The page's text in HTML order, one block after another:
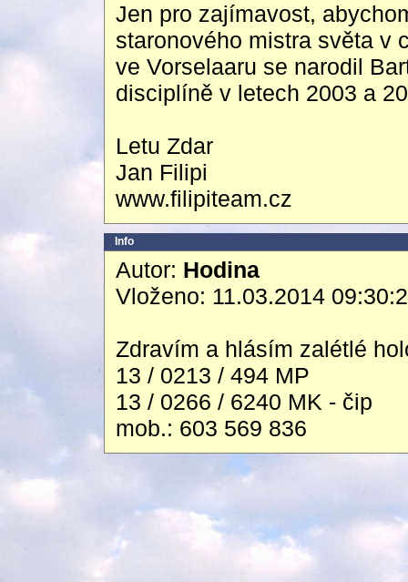
Jen pro zajímavost,
staronového mistra světa v
ve Vorselaaru se narodil
disciplíně v letech 2003 a
Letu Zdar
Jan Filipi
www.filipiteam.cz
Info
Autor: Hodina
Vloženo: 11.03.2014
Zdravím a hlásím zalétlé
13 / 0213 / 494 MP
13 / 0266 / 6240 MK - čip
mob.: 603 569 836